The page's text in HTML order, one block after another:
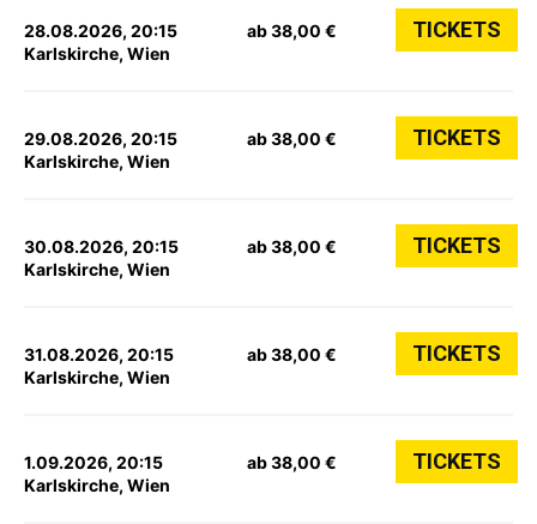
28.08.2026, 20:15
Karlskirche, Wien
ab 38,00 € TICKETS
29.08.2026, 20:15
Karlskirche, Wien
ab 38,00 € TICKETS
30.08.2026, 20:15
Karlskirche, Wien
ab 38,00 € TICKETS
31.08.2026, 20:15
Karlskirche, Wien
ab 38,00 € TICKETS
1.09.2026, 20:15
Karlskirche, Wien
ab 38,00 € TICKETS